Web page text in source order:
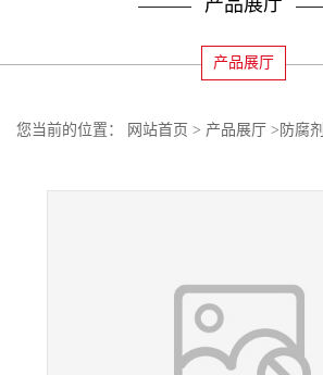
产品展厅
产品展厅
您当前的位置： 网站首页 > 产品展厅 > 防腐剂